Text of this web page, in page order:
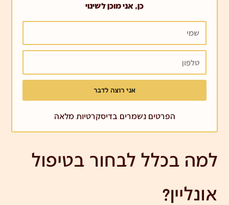
כן, אני מוכן לשינוי
אני רוצה לדבר
הפרטים נשמרים בדיסקרטיות מלאה
למה בכלל לבחור בטיפול
אונליין?